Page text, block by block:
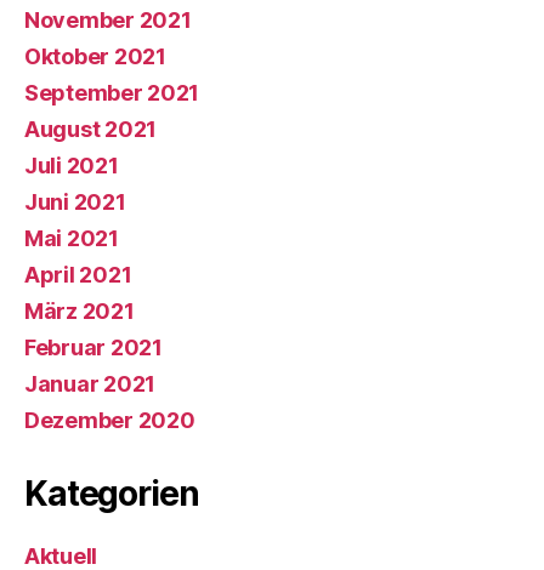
November 2021
Oktober 2021
September 2021
August 2021
Juli 2021
Juni 2021
Mai 2021
April 2021
März 2021
Februar 2021
Januar 2021
Dezember 2020
Kategorien
Aktuell